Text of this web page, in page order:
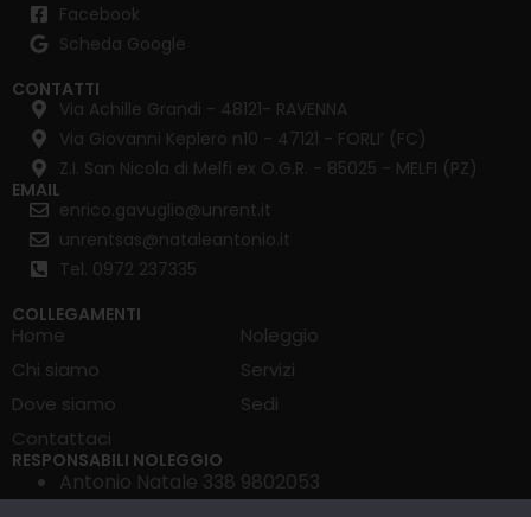
Facebook
Scheda Google
CONTATTI
Via Achille Grandi - 48121- RAVENNA
Via Giovanni Keplero n10 - 47121 - FORLI’ (FC)
Z.I. San Nicola di Melfi ex O.G.R. - 85025 - MELFI (PZ)
EMAIL
enrico.gavuglio@unrent.it
unrentsas@nataleantonio.it
Tel. 0972 237335
COLLEGAMENTI
Home
Chi siamo
Dove siamo
Contattaci
Noleggio
Servizi
Sedi
RESPONSABILI NOLEGGIO
Antonio Natale 338 9802053